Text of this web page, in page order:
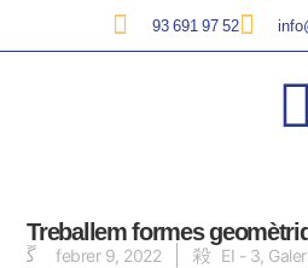
93 691 97 52
Treballem formes
febrer 9, 2022 EI - 3